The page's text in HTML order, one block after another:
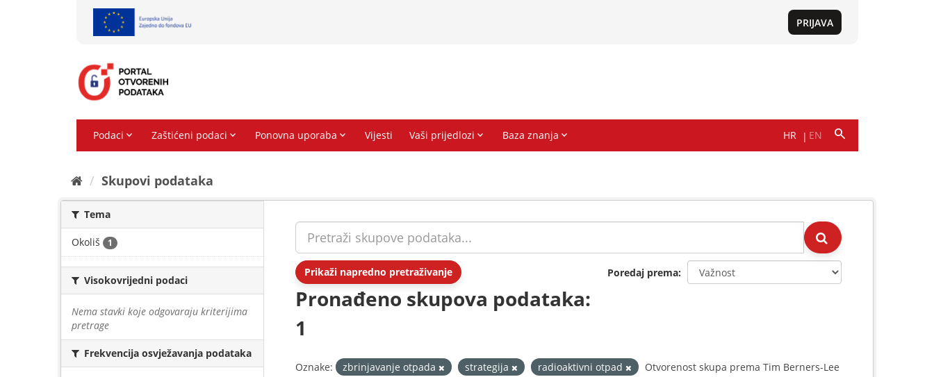
Skupovi podаtаkа
Tema
Okoliš 1
Visokovrijedni podaci
Nema stavki koje odgovaraju kriterijima
pretrage
Frekvencija osvježavanja podataka
Prikaži napredno pretraživanje Poredaj prema
Pronađeno skupova podataka:
1
Oznake: zbrinjavanje otpada strategija radioaktivni otpad
Otvorenost skupa prema Tim Berners-Lee